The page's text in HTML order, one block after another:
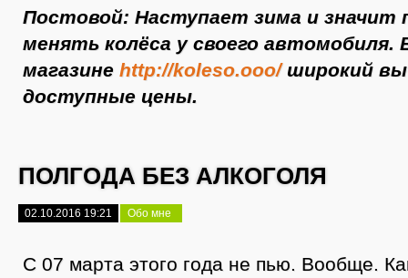
Постовой: Наступает зима и значит
менять колёса у своего
магазине http://koleso.ooo/широкий
доступные цены.
ПОЛГОДА БЕЗ АЛКОГОЛЯ
02.10.2016 19:21 Обо мне
С 07 марта этого года не пью. Вообще.